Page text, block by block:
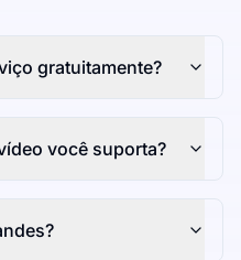
gratuitamente?
você suporta?